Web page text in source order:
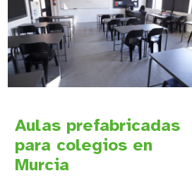
Aulas prefabricadas
para colegios en
Murcia